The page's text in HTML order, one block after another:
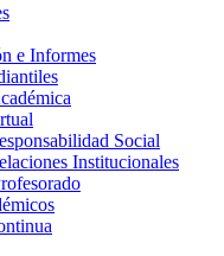
e Informes
Social
Institucionales